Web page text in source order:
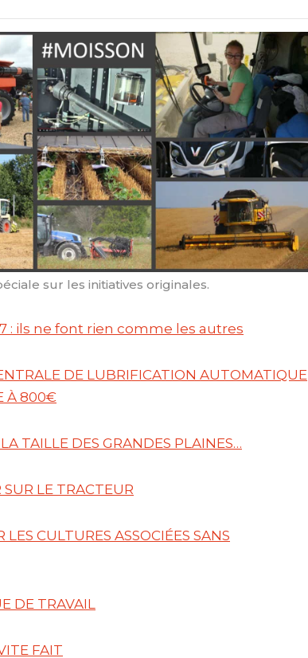
sur les initiatives originales.
: ils ne font rien comme les autres
DE LUBRIFICATION AUTOMATIQUE
À 800€
TAILLE DES GRANDES PLAINES…
LE TRACTEUR
CULTURES ASSOCIÉES SANS
DE TRAVAIL
FAIT